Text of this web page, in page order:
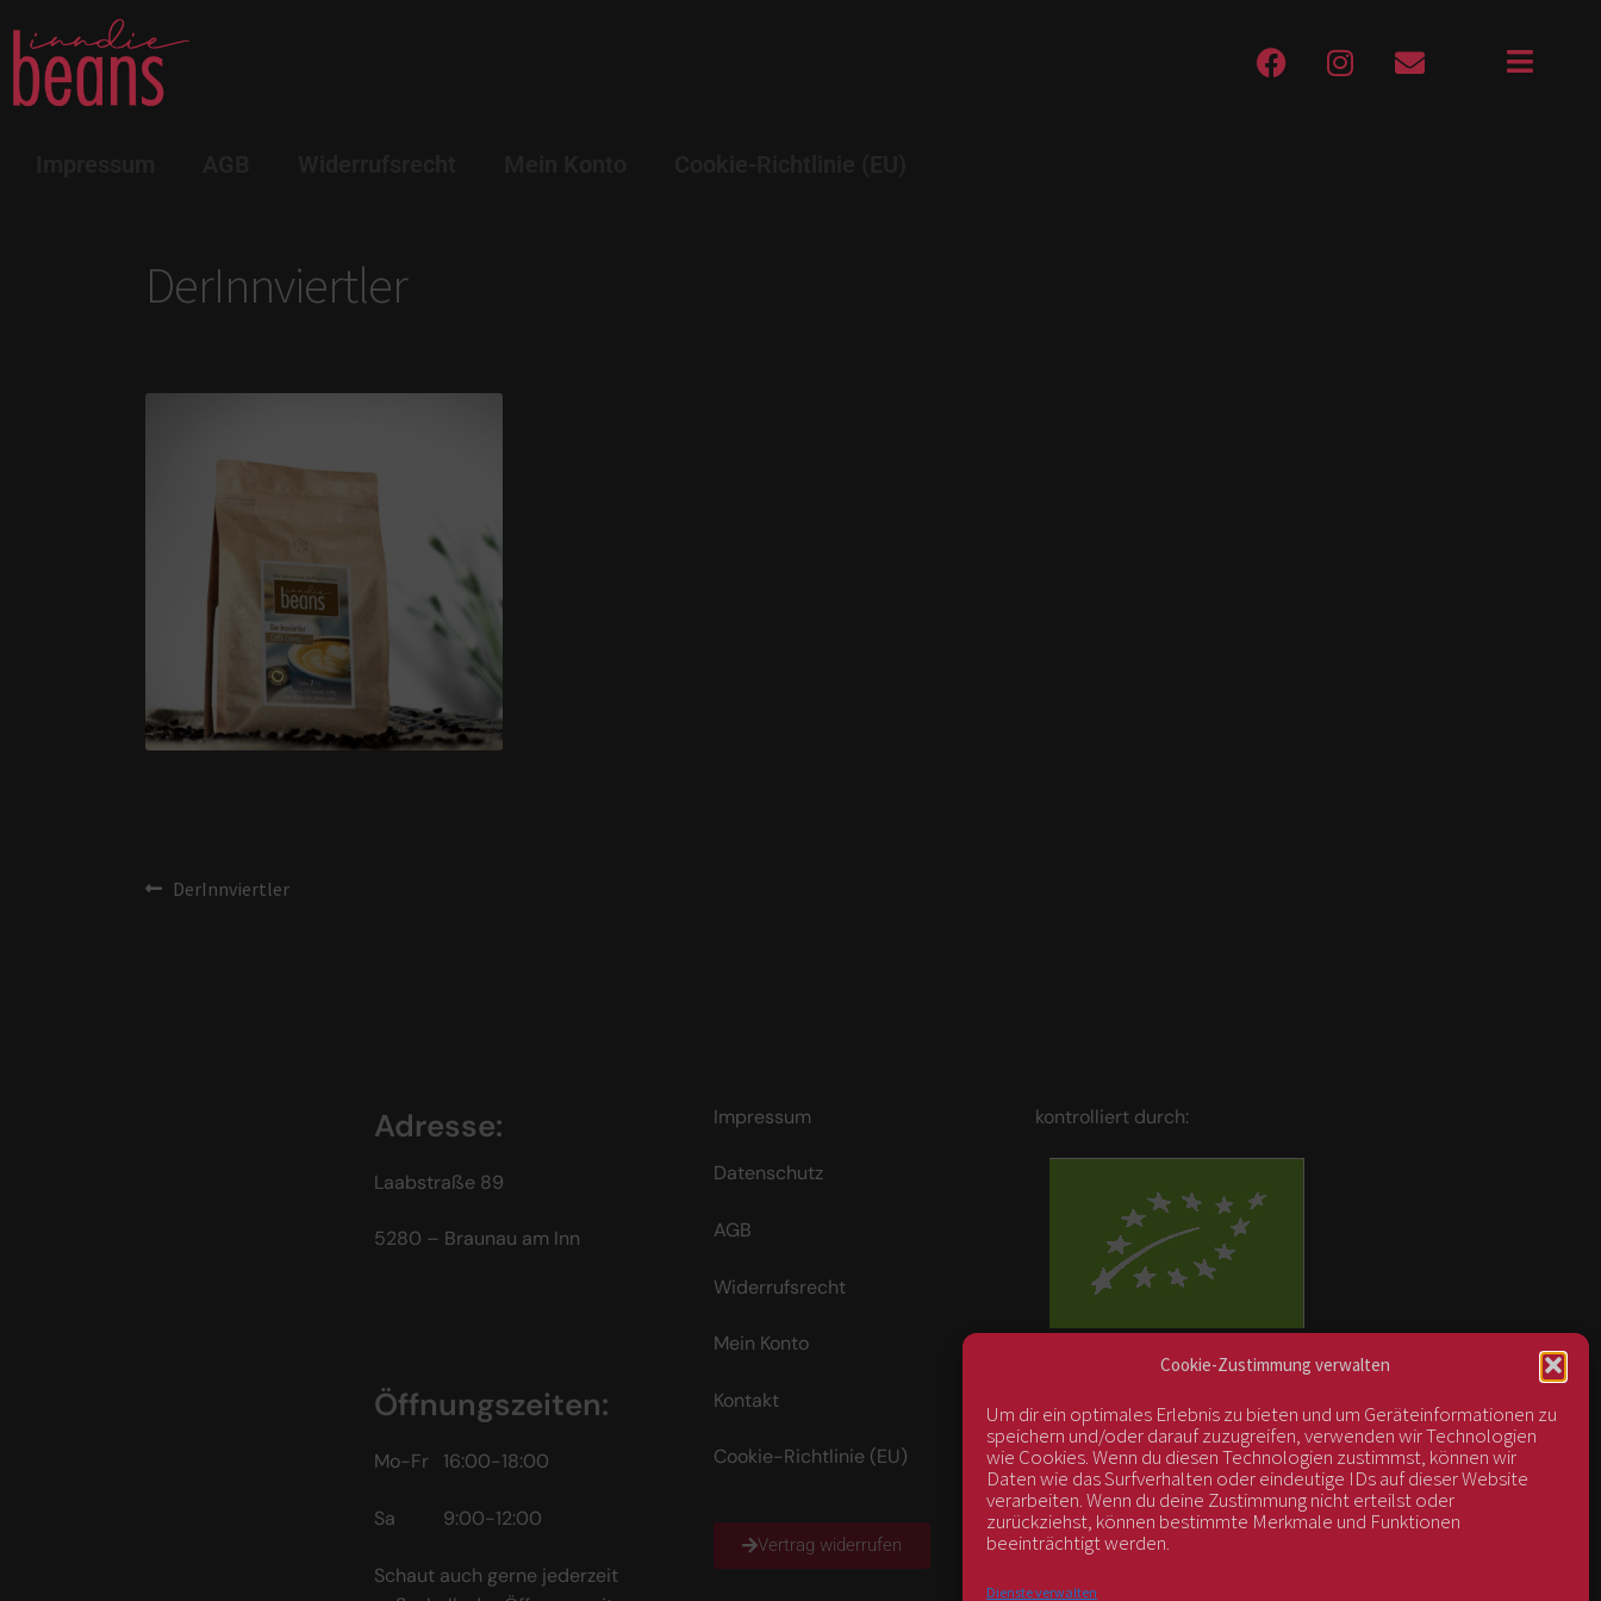
Cookie-Zustimmung verwalten
Um dir ein optimales Erlebnis zu bieten und um Geräteinformationen zu
speichern und/oder darauf zuzugreifen, verwenden wir Technologien
wie Cookies. Wenn du diesen Technologien zustimmst, können wir
Daten wie das Surfverhalten oder eindeutige IDs auf dieser Website
verarbeiten. Wenn du deine Zustimmung nicht erteilst oder
zurückziehst, können bestimmte Merkmale und Funktionen
beeinträchtigt werden.
Dienste verwalten
DerInnviertler
DerInnviertler
Adresse:
Laabstraße 89
5280 – Braunau am Inn
Öffnungszeiten:
Mo-Fr 16:00-18:00
Sa 9:00-12:00
Schaut auch gerne jederzeit
Impressum
Datenschutz
AGB
Widerrufsrecht
Mein Konto
Kontakt
Cookie-Richtlinie (EU)
Vertrag widerrufen
kontrolliert durch: